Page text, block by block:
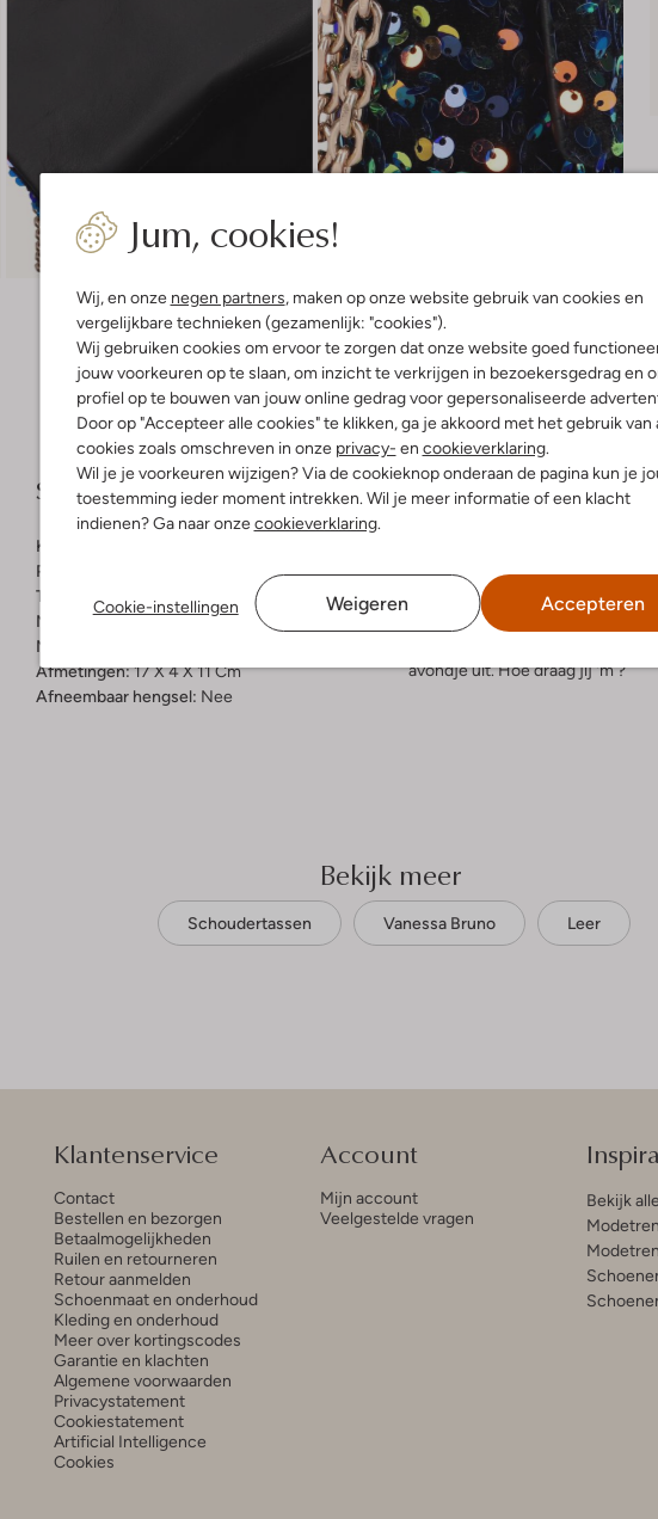
Jum, cookies!
Wij, en onze negen partners, maken op onze website gebruik van cookies en
vergelijkbare technieken (gezamenlijk: "cookies").
Wij gebruiken cookies om ervoor te zorgen dat onze website goed
jouw voorkeuren op te slaan, om inzicht te verkrijgen in bezoekersgedrag en
profiel op te bouwen van jouw online gedrag voor gepersonaliseerde
Door op "Accepteer alle cookies" te klikken, ga je akkoord met het gebruik van
cookies zoals omschreven in onze privacy- en cookieverklaring.
Wil je je voorkeuren wijzigen? Via de cookieknop onderaan de pagina kun je
toestemming ieder moment intrekken. Wil je meer informatie of een klacht
indienen? Ga naar onzecookieverklaring.
Cookie-instellingen Weigeren Accepteren
Bezorgen & retourneren
Samenstelling & Pasvorm
Kleur:
Print:
Trends:
Materiaal buitenkant:Leer
Materiaal binnenkant:
Afmetingen:17 X 4 X 11 Cm
Afneembaar hengsel: Nee
Omschrijving
Ontdek de stijlvolle NANO
met kleurrijke pailletten is
look. De tas heeft één
binnenvoering is gemaakt van
kleine spulletjes. De tas is
perfect bij een casual jeans en
avondje uit. Hoe draag jij 'm ?
Bekijk meer
Schoudertassen Vanessa Bruno Leer
Klantenservice
Contact
Bestellen en bezorgen
Betaalmogelijkheden
Ruilen en retourneren
Retour aanmelden
Schoenmaat en onderhoud
Kleding en onderhoud
Meer over kortingscodes
Garantie en klachten
Algemene voorwaarden
Privacystatement
Cookiestatement
Artificial Intelligence
Cookies
Account
Mijn account
Veelgestelde vragen
Bekijk